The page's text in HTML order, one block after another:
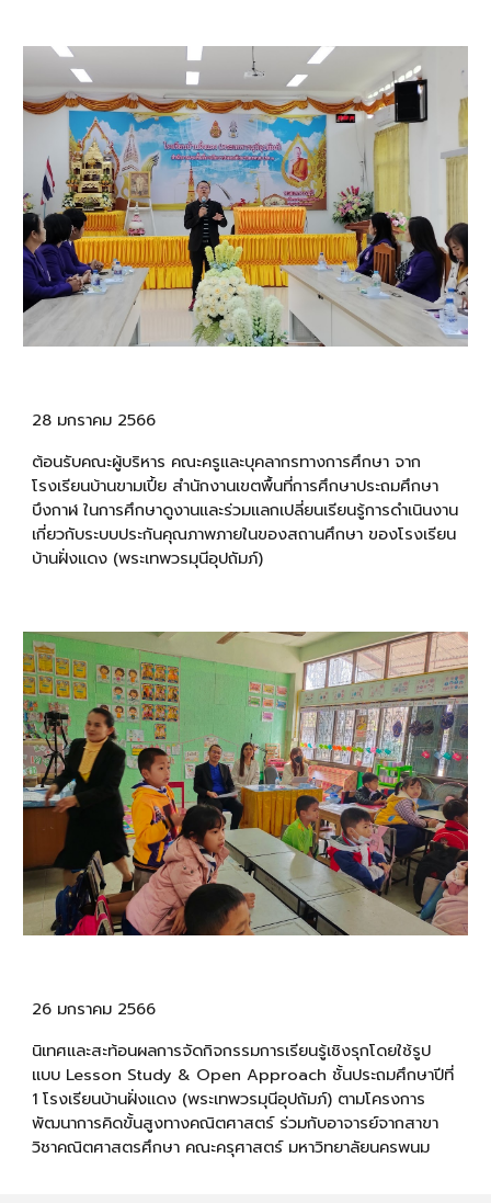
28 มกราคม 2566
ต้อนรับคณะผู้บริหาร คณะครูและบุคลากรทางการศึกษา จาก
โรงเรียนบ้านขามเปี้ย สำนักงานเขตพื้นที่การศึกษาประถมศึกษา
บึงกาฬในการศึกษาดูงานและร่วมแลกเปลี่ยนเรียนรู้การดำเนินงาน
เกี่ยวกับระบบประกันคุณภาพภายในของสถานศึกษา ของโรงเรียน
บ้านฝั่งแดง (พระเทพวรมุนีอุปถัมภ์)
26 มกราคม 2566
นิเทศและสะท้อนผลการจัดกิจกรรมการเรียนรู้เชิงรุกโดยใช้รูป
แบบ Lesson Study & Open Approach ชั้นประถมศึกษาปีที่
1 โรงเรียนบ้านฝั่งแดง (พระเทพวรมุนีอุปถัมภ์) ตามโครงการ
พัฒนาการคิดขั้นสูงทางคณิตศาสตร์ ร่วมกับอาจารย์จากสาขา
วิชาคณิตศาสตรศึกษา คณะครุศาสตร์ มหาวิทยาลัยนครพนม